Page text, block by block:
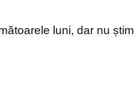
luni, dar nu